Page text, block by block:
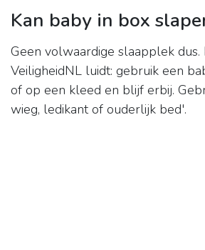
Kan baby in box
Geen volwaardige slaapplek dus.
VeiligheidNL luidt: gebruik een
of op een kleed en blijf erbij.
wieg, ledikant of ouderlijk bed'.